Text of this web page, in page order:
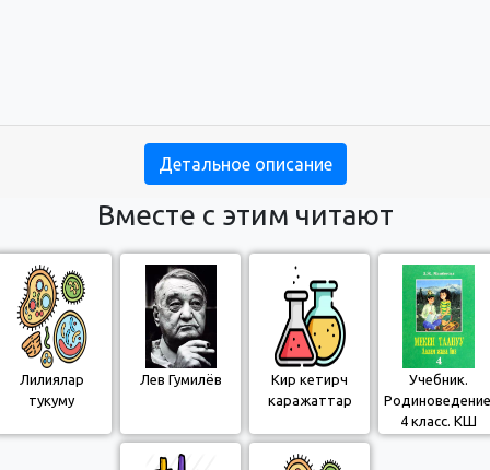
Детальное описание
Вместе с этим читают
Лилиялар
тукуму
Лев Гумилёв
Кир кетирүүчү
каражаттар
Учебник.
4 класс. КШ